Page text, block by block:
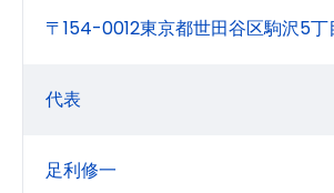
〒154-0012東京都世田谷区駒沢5
代表
足利修一